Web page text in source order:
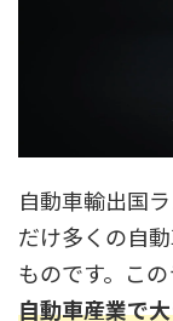
自動車輸出国
だけ多くの自
ものです。この
自動車産業で